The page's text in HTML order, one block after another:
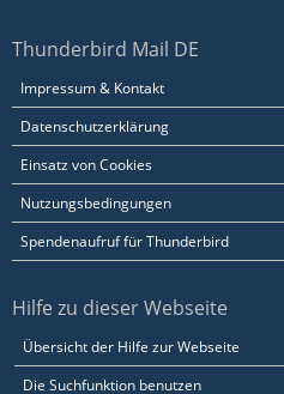
Thunderbird Mail DE
Impressum & Kontakt
Datenschutzerklärung
Einsatz von Cookies
Nutzungsbedingungen
Spendenaufruf für Thunderbird
Hilfe zu dieser Webseite
Übersicht der Hilfe zur Webseite
Die Suchfunktion benutzen